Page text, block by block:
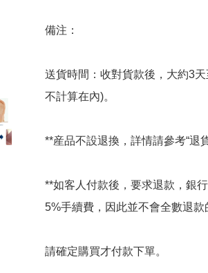
備注：
送貨時間：收對貨款後，大約3
不計算在內)。
**産品不設退換，詳情請參考“退
**如客人付款後，要求退款，銀
5%手續費，因此並不會全數退款
請確定購買才付款下單。